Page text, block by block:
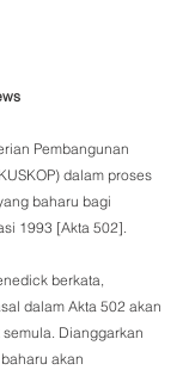
Pembangunan
dalam proses
baharu bagi
1993 [Akta 502].
berkata,
dalam Akta 502 akan
Dianggarkan
akan